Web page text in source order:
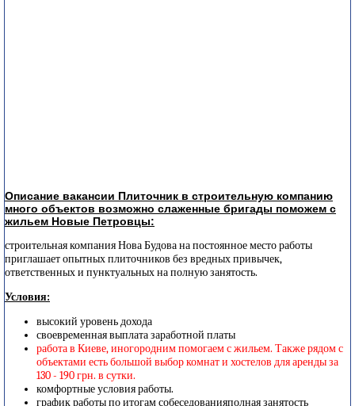
Описание вакансии Плиточник в строительную компанию
много объектов возможно слаженные бригады поможем с
жильем Новые Петровцы:
строительная компания Нова Будова на постоянное место работы
приглашает опытных плиточников без вредных привычек,
ответственных и пунктуальных на полную занятость.
Условия:
высокий уровень дохода
своевременная выплата заработной платы
работа в Киеве, иногородним помогаем с жильем. Также рядом с
объектами есть большой выбор комнат и хостелов для аренды за
130 - 190 грн. в сутки.
комфортные условия работы.
график работы по итогам собеседованияполная занятость